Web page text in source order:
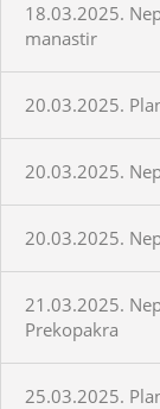
18.03.2025.
manastir
20.03.2025.
20.03.2025.
20.03.2025.
21.03.2025.
Prekopakra
25.03.2025.